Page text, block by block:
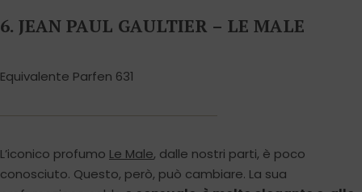
6. JEAN PAUL GAULTIER – LE MALE
Equivalente Parfen 631
L’iconico profumo Le Male, dalle nostri parti, è poco
conosciuto. Questo, però, può cambiare. La sua